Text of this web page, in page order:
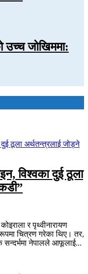
उच्च जोखिममा:
विश्वका दुई ठूला
र पृथ्वीनारायण
चित्रण गरेका थिए। तर,
सन्दर्भमा नेपालले आफूलाई...